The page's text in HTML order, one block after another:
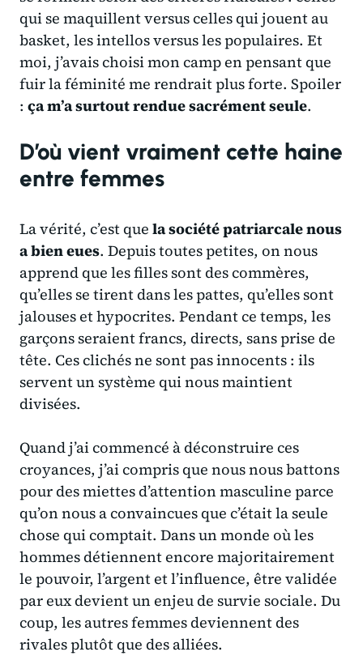
qui se maquillent versus celles qui jouent au
basket, les intellos versus les populaires. Et
moi, j’avais choisi mon camp en pensant que
fuir la féminité me rendrait plus forte. Spoiler
: ça m’a surtout rendue sacrément seule.
D’où vient vraiment cette haine
entre femmes
La vérité, c’est que la société patriarcale nous
a bien eues. Depuis toutes petites, on nous
apprend que les filles sont des commères,
qu’elles se tirent dans les pattes, qu’elles sont
jalouses et hypocrites. Pendant ce temps, les
garçons seraient francs, directs, sans prise de
tête. Ces clichés ne sont pas innocents : ils
servent un système qui nous maintient
divisées.
Quand j’ai commencé à déconstruire ces
croyances, j’ai compris que nous nous battons
pour des miettes d’attention masculine parce
qu’on nous a convaincues que c’était la seule
chose qui comptait. Dans un monde où les
hommes détiennent encore majoritairement
le pouvoir, l’argent et l’influence, être validée
par eux devient un enjeu de survie sociale. Du
coup, les autres femmes deviennent des
rivales plutôt que des alliées.